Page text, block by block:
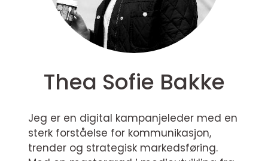
Thea Sofie Bakke
Jeg er en digital kampanjeleder med en
sterk forståelse for kommunikasjon,
trender og strategisk markedsføring.